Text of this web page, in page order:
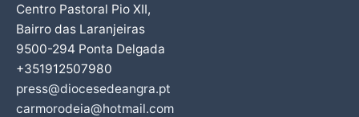
Centro Pastoral Pio XII,
Bairro das Laranjeiras
9500-294 Ponta Delgada
+351912507980
press@diocesedeangra.pt
carmorodeia@hotmail.com